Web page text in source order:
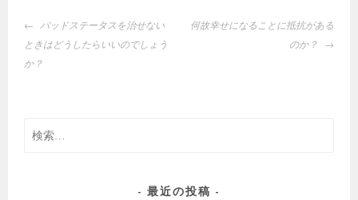
投
稿
ナ
シ
バッドステータスを治せない
ときはどうしたらいいのでしょう
か？
何故幸せになることに抵抗がある
のか？
検
索:
最近の投稿